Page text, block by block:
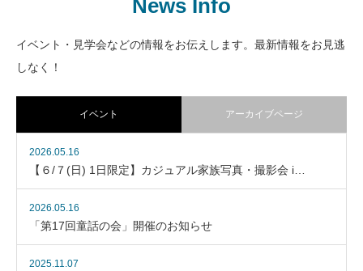
フィン・ユール邸建設始
News Info
イベント・見学会などの情報をお伝えします。最新情報をお見逃
しなく！
イベント アーカイブページ
2026.05.16
【６/７(日) 1日限定】カジュアル家族写真・撮影会 i…
2026.05.16
「第17回童話の会」開催のお知らせ
2025.11.07